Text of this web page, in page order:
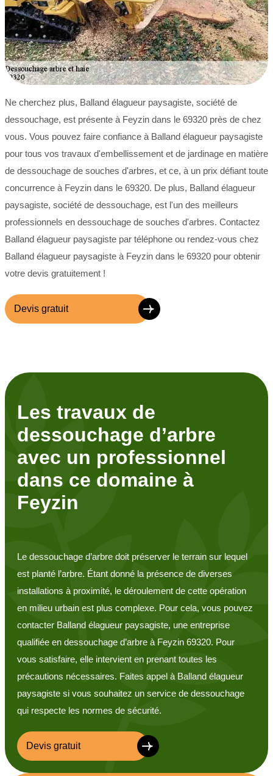
Ne cherchez plus, Balland élagueur paysagiste, société de
dessouchage, est présente à Feyzin dans le 69320 près de chez
vous. Vous pouvez faire confiance à Balland élagueur paysagiste
pour tous vos travaux d'embellissement et de jardinage en matière
de dessouchage de souches d'arbres, et ce, à un prix défiant toute
concurrence à Feyzin dans le 69320. De plus, Balland élagueur
paysagiste, société de dessouchage, est l'un des meilleurs
professionnels en dessouchage de souches d'arbres. Contactez
Balland élagueur paysagiste par téléphone ou rendez-vous chez
Balland élagueur paysagiste à Feyzin dans le 69320 pour obtenir
votre devis gratuitement !
Devis gratuit
Les travaux de
dessouchage d’arbre
avec un professionnel
dans ce domaine à
Feyzin
Le dessouchage d’arbre doit préserver le terrain sur lequel
est planté l’arbre. Étant donné la présence de diverses
installations à proximité, le déroulement de cette opération
en milieu urbain est plus complexe. Pour cela, vous pouvez
contacter Balland élagueur paysagiste, une entreprise
qualifiée en dessouchage d’arbre à Feyzin 69320. Pour
vous satisfaire, elle intervient en prenant toutes les
précautions nécessaires. Faites appel à Balland élagueur
paysagiste si vous souhaitez un service de dessouchage
qui respecte les normes de sécurité.
Devis gratuit